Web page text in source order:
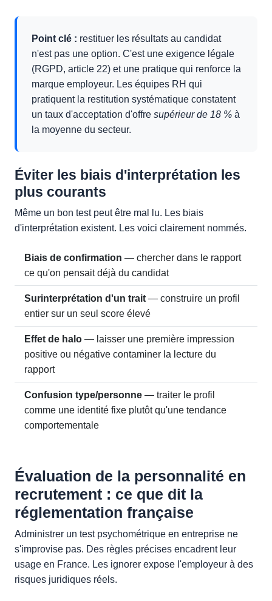
Point clé : restituer les résultats au candidat
n'est pas une option. C'est une exigence légale
(RGPD, article 22) et une pratique qui renforce la
marque employeur. Les équipes RH qui
pratiquent la restitution systématique constatent
un taux d'acceptation d'offre supérieur de 18 % à
la moyenne du secteur.
Éviter les biais d'interprétation les
plus courants
Même un bon test peut être mal lu. Les biais
d'interprétation existent. Les voici clairement nommés.
Biais de confirmation — chercher dans le rapport
ce qu'on pensait déjà du candidat
Surinterprétation d'un trait — construire un profil
entier sur un seul score élevé
Effet de halo — laisser une première impression
positive ou négative contaminer la lecture du
rapport
Confusion type/personne — traiter le profil
comme une identité fixe plutôt qu'une tendance
comportementale
Évaluation de la personnalité en
recrutement : ce que dit la
réglementation française
Administrer un test psychométrique en entreprise ne
s'improvise pas. Des règles précises encadrent leur
usage en France. Les ignorer expose l'employeur à des
risques juridiques réels.